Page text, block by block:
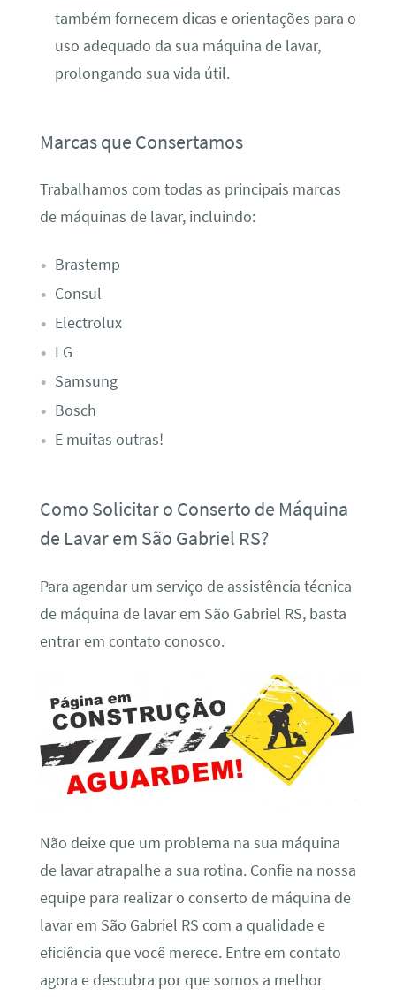
também fornecem dicas e orientações para o
uso adequado da sua máquina de lavar,
prolongando sua vida útil.
Marcas que Consertamos
Trabalhamos com todas as principais marcas
de máquinas de lavar, incluindo:
Brastemp
Consul
Electrolux
LG
Samsung
Bosch
E muitas outras!
Como Solicitar o Conserto de Máquina
de Lavar em São Gabriel RS?
Para agendar um serviço de assistência técnica
de máquina de lavar em São Gabriel RS, basta
entrar em contato conosco.
Não deixe que um problema na sua máquina
de lavar atrapalhe a sua rotina. Confie na nossa
equipe para realizar o conserto de máquina de
lavar em São Gabriel RS com a qualidade e
eficiência que você merece. Entre em contato
agora e descubra por que somos a melhor